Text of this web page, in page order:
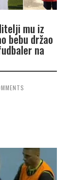
mu iz
bebu držao
na